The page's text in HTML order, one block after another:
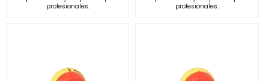
profesionales.
profesionales.